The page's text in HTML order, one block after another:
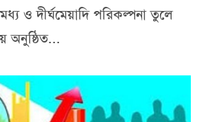
ও দীর্ঘমেয়াদি পরিকল্পনা তুলে
অনুষ্ঠিত...